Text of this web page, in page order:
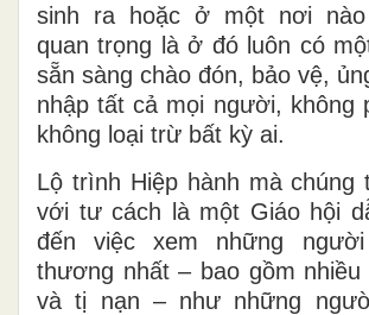
sinh ra hoặc ở một nơi nào
quan trọng là ở đó luôn có
sẵn sàng chào đón, bảo vệ,
nhập tất cả mọi người, không
không loại trừ bất kỳ ai.
Lộ trình Hiệp hành mà chúng
với tư cách là một Giáo hội
đến việc xem những
thương nhất – bao gồm
và tị nạn – như những